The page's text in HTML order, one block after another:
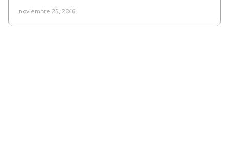
noviembre 25, 2016